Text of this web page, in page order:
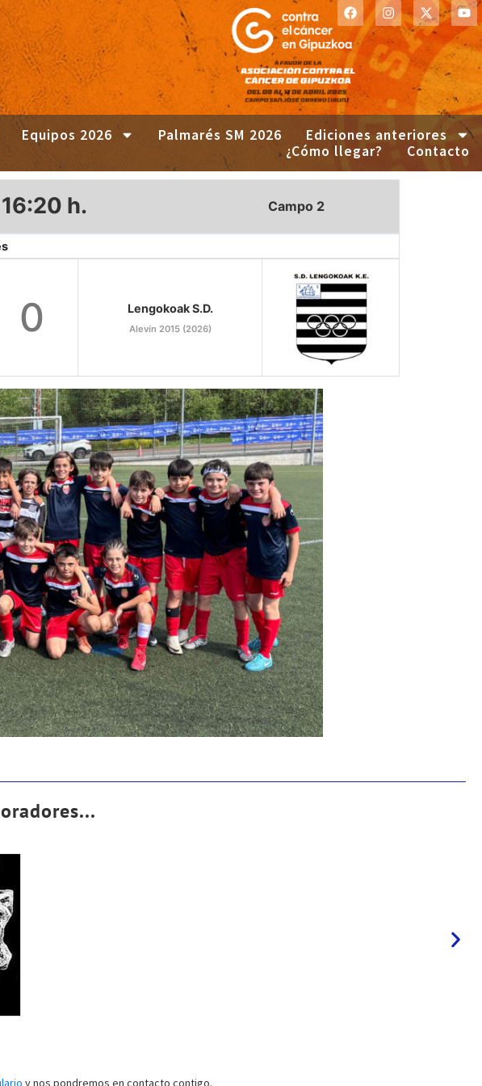
Equipos 2026 Palmarés SM 2026
Ediciones anteriores
¿Cómo llegar?
Contacto
16:20 h. Campo 2
0 Lengokoak S.D.
Alevín 2015 (2026)
y nos pondremos en contacto contigo.